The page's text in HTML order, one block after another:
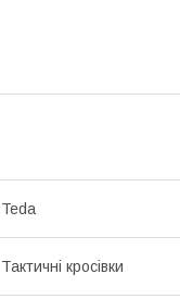
Teda
Тактичні кросівки